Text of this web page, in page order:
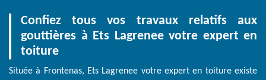
Confiez tous vos travaux relatifs aux
gouttières à Ets Lagrenee votre expert en
toiture
Située à Frontenas, Ets Lagrenee votre expert en toiture existe